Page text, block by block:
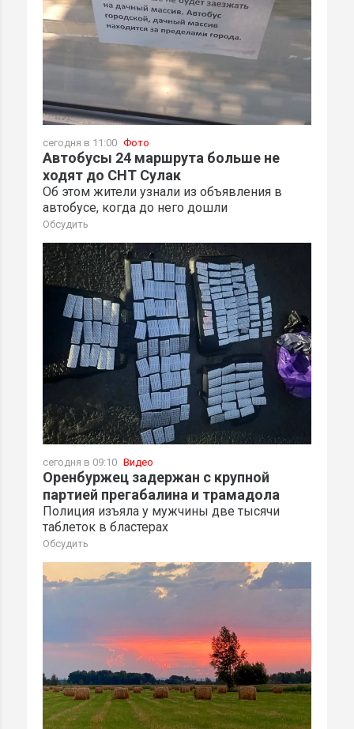
сегодня в 11:00 Фото
Автобусы 24 маршрута больше не
ходят до СНТ Сулак
Об этом жители узнали из объявления в
автобусе, когда до него дошли
Обсудить
сегодня в 09:10 Видео
Оренбуржец задержан с крупной
партией прегабалина и трамадола
Полиция изъяла у мужчины две тысячи
таблеток в бластерах
Обсудить